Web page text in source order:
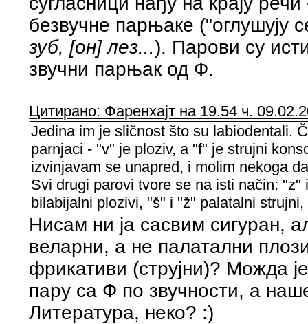
безвучне парњаке ("оглушују
зуб, [он] лез...). Парови су
звучни парњак од Ф.
Цитирано: Фаренхајт на 19.54 ч.
Jedina im je sličnost što su labiodentali.
parnjaci - "v" je ploziv, a "f" je strujni
izvinjavam se unapred, i molim nekoga
Svi drugi parovi tvore se na isti način:
bilabijalni plozivi, "š" i "ž" palatalni
Нисам ни ја сасвим сигуран,
веларни, а не палатални
фрикативи (струјни)? Можда
пару са Ф по звучности, а
Литература, неко? :)